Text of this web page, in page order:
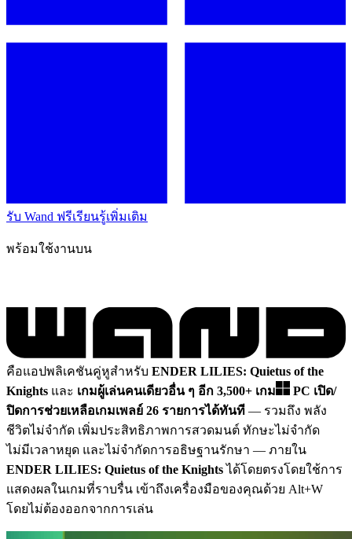
รับ Wand ฟรีเรียนรู้เพิ่มเติม
พร้อมใช้งานบน
คือแอปพลิเคชันคู่หูสำหรับ ENDER LILIES: Quietus of the
Knights และ เกมผู้เล่นคนเดียวอื่น ๆ อีก 3,500+ เกม PC เปิด/
ปิดการช่วยเหลือเกมเพลย์ 26 รายการได้ทันที — รวมถึง พลัง
ชีวิตไม่จำกัด เพิ่มประสิทธิภาพการสวดมนต์ ทักษะไม่จำกัด
ไม่มีเวลาหยุด และไม่จำกัดการอธิษฐานรักษา — ภายใน
ENDER LILIES: Quietus of the Knightsได้โดยตรงโดยใช้การ
แสดงผลในเกมที่ราบรื่น เข้าถึงเครื่องมือของคุณด้วย Alt+W
โดยไม่ต้องออกจากการเล่น